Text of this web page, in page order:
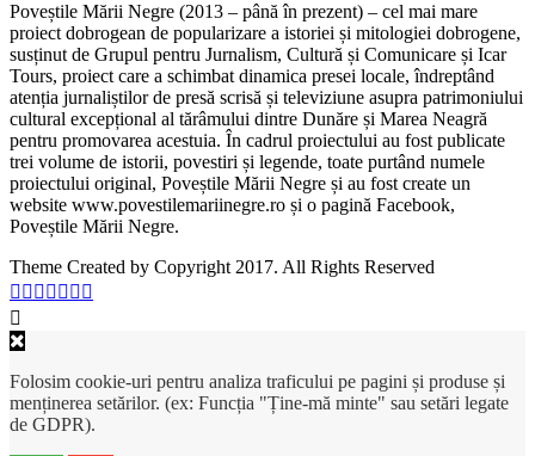
Poveștile Mării Negre (2013 – până în prezent) – cel mai mare
proiect dobrogean de popularizare a istoriei și mitologiei dobrogene,
susținut de Grupul pentru Jurnalism, Cultură și Comunicare și Icar
Tours, proiect care a schimbat dinamica presei locale, îndreptând
atenția jurnaliștilor de presă scrisă și televiziune asupra patrimoniului
cultural excepțional al tărâmului dintre Dunăre și Marea Neagră
pentru promovarea acestuia. În cadrul proiectului au fost publicate
trei volume de istorii, povestiri și legende, toate purtând numele
proiectului original, Poveștile Mării Negre și au fost create un
website www.povestilemariinegre.ro și o pagină Facebook,
Poveștile Mării Negre.
Theme Created by Copyright 2017. All Rights Reserved
Folosim cookie-uri pentru analiza traficului pe pagini și produse și
menținerea setărilor. (ex: Funcția "Ține-mă minte" sau setări legate
de GDPR).